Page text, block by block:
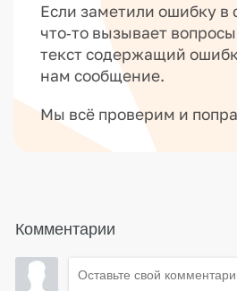
Если заметили ошибку в
что‑то вызывает
текст содержащий
нам сообщение.
Мы всё проверим и
Комментарии